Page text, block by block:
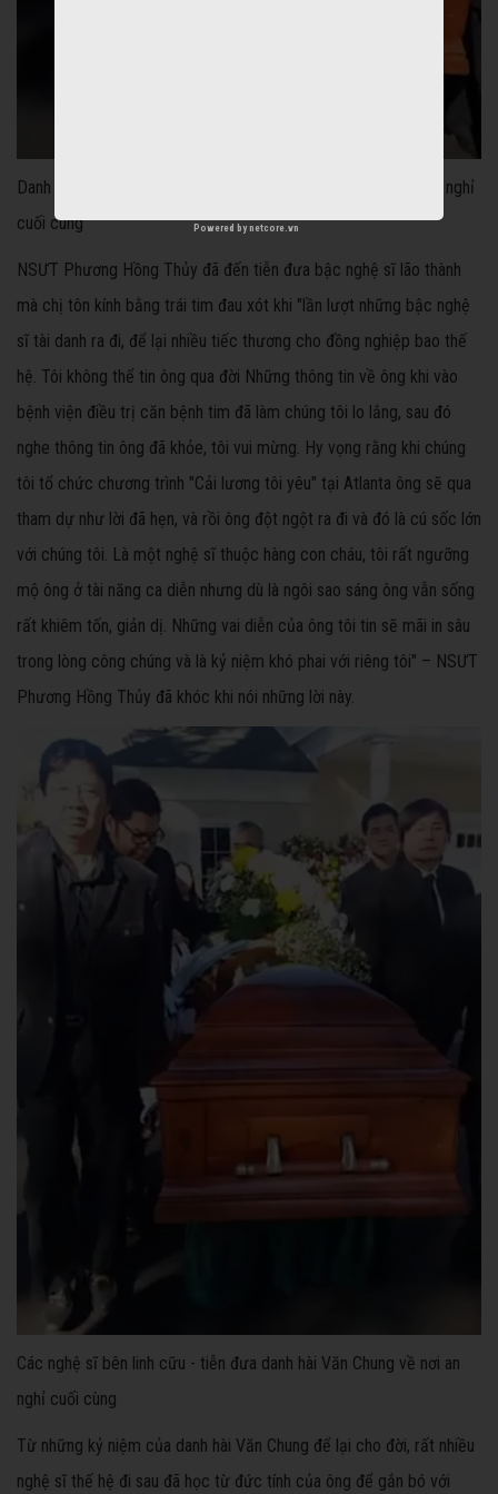
Danh hài Bảo Quốc đến tiễn đưa danh hài Văn Chung về nơi an nghỉ
cuối cùng
NSƯT Phương Hồng Thủy đã đến tiễn đưa bậc nghệ sĩ lão thành
mà chị tôn kính bằng trái tim đau xót khi "lần lượt những bậc nghệ
sĩ tài danh ra đi, để lại nhiều tiếc thương cho đồng nghiệp bao thế
hệ. Tôi không thể tin ông qua đời Những thông tin về ông khi vào
bệnh viện điều trị căn bệnh tim đã làm chúng tôi lo lắng, sau đó
nghe thông tin ông đã khỏe, tôi vui mừng. Hy vọng rằng khi chúng
tôi tổ chức chương trình "Cải lương tôi yêu" tại Atlanta ông sẽ qua
tham dự như lời đã hẹn, và rồi ông đột ngột ra đi và đó là cú sốc lớn
với chúng tôi. Là một nghệ sĩ thuộc hàng con cháu, tôi rất ngưỡng
mộ ông ở tài năng ca diễn nhưng dù là ngôi sao sáng ông vẫn sống
rất khiêm tốn, giản dị. Những vai diễn của ông tôi tin sẽ mãi in sâu
trong lòng công chúng và là kỷ niệm khó phai với riêng tôi" – NSƯT
Phương Hồng Thủy đã khóc khi nói những lời này.
Các nghệ sĩ bên linh cữu - tiễn đưa danh hài Văn Chung về nơi an
nghỉ cuối cùng
Từ những kỷ niệm của danh hài Văn Chung để lại cho đời, rất nhiều
nghệ sĩ thế hệ đi sau đã học từ đức tính của ông để gắn bó với
Powered bynetcore.vn